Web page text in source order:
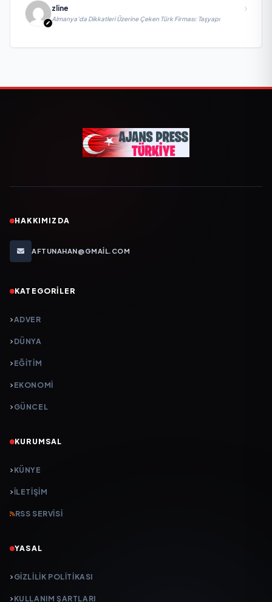
zline
Almanya’da Dikkatleri Üzerine Çeken Türk Firması: Taşyapı
HAKKIMIZDA
AFTUNAHAN@GMAIL.COM
KATEGORILER
ADVER
DÜNYA
EĞİTİM
EKONOMİ
GÜNCEL
KURUMSAL
KÜNYE
İLETIŞIM
RSS SERVISI
YASAL
GIZLILIK POLITIKASI
KULLANIM ŞARTLARI